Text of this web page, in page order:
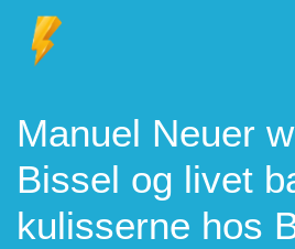
Manuel Neuer
Bissel og livet
kulisserne hos